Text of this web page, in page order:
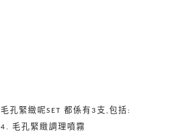
毛孔緊緻呢SET 都係有3 支 ,包括 :
4. 毛孔緊緻調理噴霧